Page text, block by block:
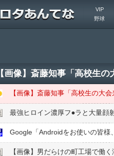
VIP
野球
【画像】斎藤知事「高校生
最強ヒロイン濃厚フ●︎ラと大量顔
Google「Androidをお使いの皆様
【画像】男だらけの町工場で働